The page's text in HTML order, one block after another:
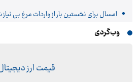
امسال برای نخستین بار از واردات مرغ بی
وب‌گردی
قیمت ارز